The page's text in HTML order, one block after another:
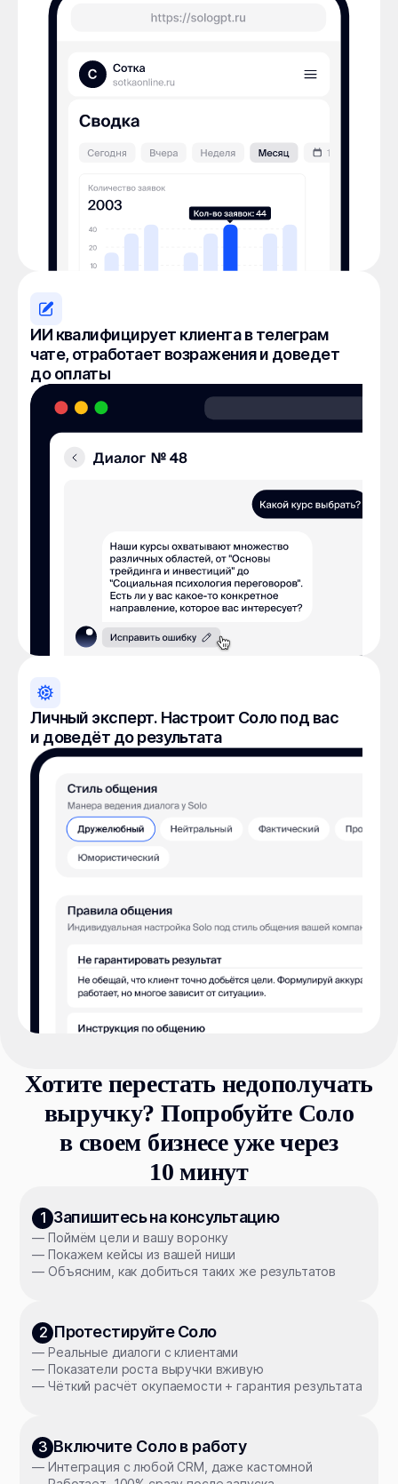
ИИ квалифицирует клиента в телеграм
чате, отработает возражения и доведет
до оплаты
Личный эксперт. Настроит Соло под вас
и доведёт до результата
Хотите перестать недополучать
выручку? Попробуйте Соло
в своем бизнесе уже через
10 минут
1 Запишитесь на консультацию
— Поймём цели и вашу воронку
— Покажем кейсы из вашей ниши
— Объясним, как добиться таких же результатов
2 Протестируйте Соло
— Реальные диалоги с клиентами
— Показатели роста выручки вживую
— Чёткий расчёт окупаемости + гарантия результата
3 Включите Соло в работу
— Интеграция с любой CRM, даже кастомной